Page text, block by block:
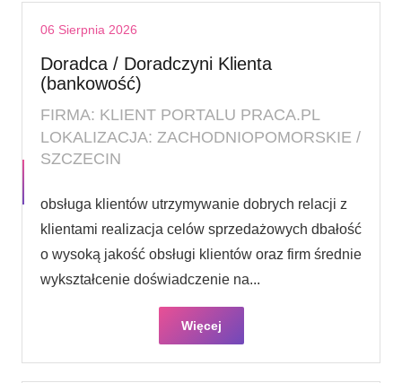
06 Sierpnia 2026
Doradca / Doradczyni Klienta
(bankowość)
FIRMA: KLIENT PORTALU PRACA.PL
LOKALIZACJA: ZACHODNIOPOMORSKIE /
SZCZECIN
obsługa klientów utrzymywanie dobrych relacji z
klientami realizacja celów sprzedażowych dbałość
o wysoką jakość obsługi klientów oraz firm średnie
wykształcenie doświadczenie na...
Więcej